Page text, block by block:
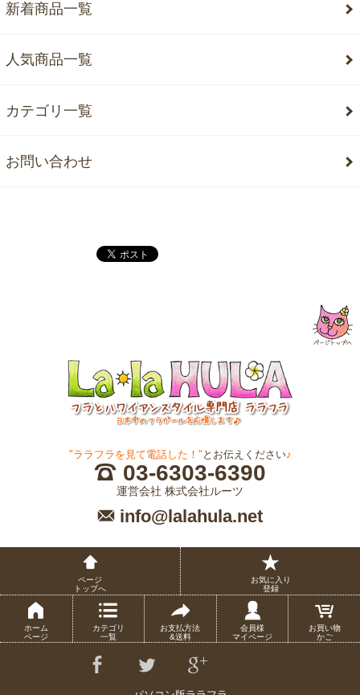
新着商品一覧
人気商品一覧
カテゴリ一覧
お問い合わせ
"ララフラを見て電話した！" とお伝えください♪
03-6303-6390
運営会社 株式会社ルーツ
info@lalahula.net
ページ
トップへ
お気に入り
登録
ホーム
ページ
カテゴリ
一覧
お支払方法
&送料
会員様
マイページ
お買い物
かご